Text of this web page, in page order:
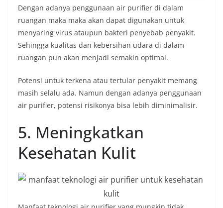
Dengan adanya penggunaan air purifier di dalam
ruangan maka maka akan dapat digunakan untuk
menyaring virus ataupun bakteri penyebab penyakit.
Sehingga kualitas dan kebersihan udara di dalam
ruangan pun akan menjadi semakin optimal.
Potensi untuk terkena atau tertular penyakit memang
masih selalu ada. Namun dengan adanya penggunaan
air purifier, potensi risikonya bisa lebih diminimalisir.
5. Meningkatkan
Kesehatan Kulit